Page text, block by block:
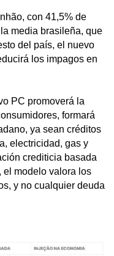
con 41,5% de
media brasileña, que
del país, el nuevo
los impagos en
PC promoverá la
formará
ya sean créditos
electricidad, gas y
crediticia basada
el modelo valora los
y no cualquier deuda